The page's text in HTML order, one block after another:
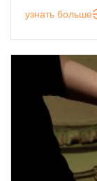
узнать больше